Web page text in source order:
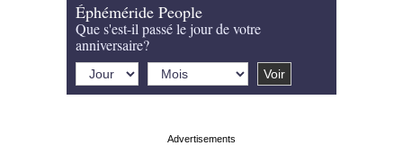
Éphéméride People
Que s'est-il passé le jour de votre
anniversaire?